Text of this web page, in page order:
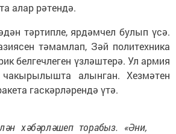
алар рәтендә.
тәртипле, ярдәмчел булып үсә.
тәмамлап, Зәй политехника
белгечлеген үзләштерә. Ул армия
алынган. Хезмәтен
гаскәрләрендә үтә.
хәбәрләшеп торабыз. «Әни,